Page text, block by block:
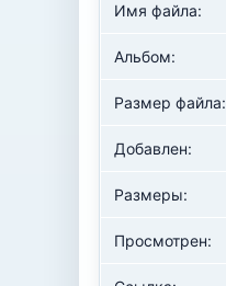
Имя файла:
Альбом:
Размер файла:
Добавлен:
Размеры:
Просмотрен: